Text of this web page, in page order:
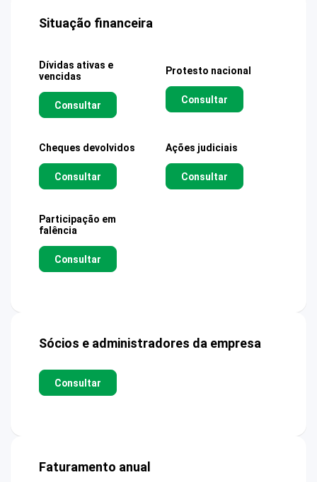
Situação financeira
Dívidas ativas e
vencidas
Consultar
Protesto nacional
Consultar
Cheques devolvidos
Consultar
Ações judiciais
Consultar
Participação em
falência
Consultar
Sócios e administradores da empresa
Consultar
Faturamento anual